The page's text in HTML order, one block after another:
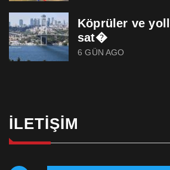
Köprüler ve
sat�
6 GÜN AGO
İLETIŞIM